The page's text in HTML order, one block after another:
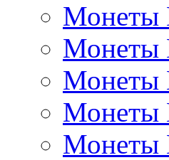
Монеты
Монеты
Монеты
Монеты
Монеты